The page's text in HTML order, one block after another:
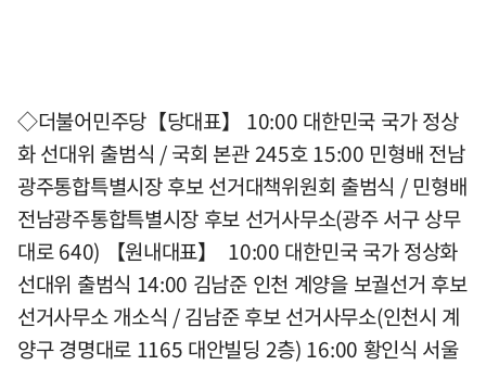
◇더불어민주당【당대표】 10:00 대한민국 국가 정상
화 선대위 출범식 / 국회 본관 245호 15:00 민형배 전남
광주통합특별시장 후보 선거대책위원회 출범식 / 민형배
전남광주통합특별시장 후보 선거사무소(광주 서구 상무
대로 640) 【원내대표】 10:00 대한민국 국가 정상화
선대위 출범식 14:00 김남준 인천 계양을 보궐선거 후보
선거사무소 개소식 / 김남준 후보 선거사무소(인천시 계
양구 경명대로 1165 대안빌딩 2층) 16:00 황인식 서울